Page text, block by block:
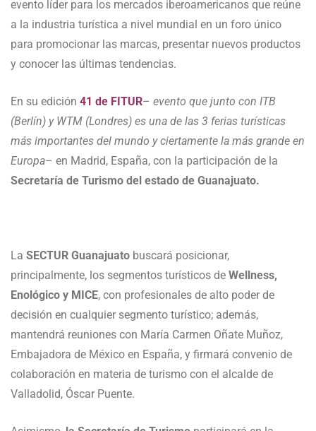
evento líder para los mercados iberoamericanos que reúne
a la industria turística a nivel mundial en un foro único
para promocionar las marcas, presentar nuevos productos
y conocer las últimas tendencias.
En su edición 41 de FITUR– evento que junto con ITB
(Berlín) y WTM (Londres) es una de las 3 ferias turísticas
más importantes del mundo y ciertamente la más grande en
Europa– en Madrid, España, con la participación de la
Secretaría de Turismo del estado de Guanajuato.
La SECTUR Guanajuato buscará posicionar,
principalmente, los segmentos turísticos de Wellness,
Enológico y MICE, con profesionales de alto poder de
decisión en cualquier segmento turístico; además,
mantendrá reuniones con María Carmen Oñate Muñoz,
Embajadora de México en España, y firmará convenio de
colaboración en materia de turismo con el alcalde de
Valladolid, Óscar Puente.